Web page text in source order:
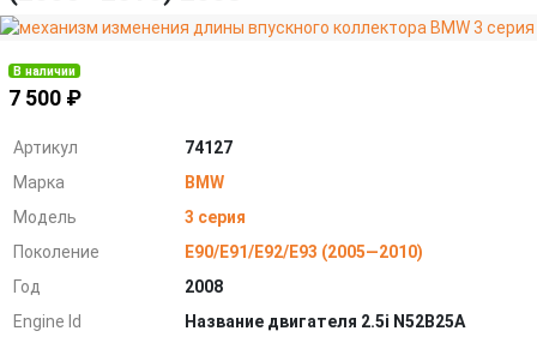
В наличии
7 500 ₽
Артикул
74127
Марка
BMW
Модель
3 серия
Поколение
E90/E91/E92/E93 (2005—2010)
Год
2008
Engine Id
Название двигателя 2.5i N52B25A